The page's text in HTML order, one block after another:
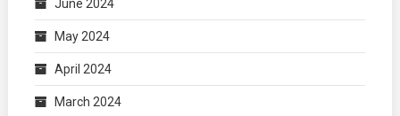
June 2024
May 2024
April 2024
March 2024